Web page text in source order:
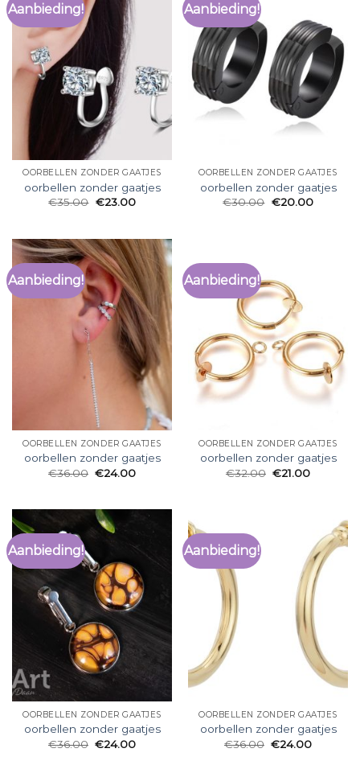
Aanbieding!
OORBELLEN ZONDER GAATJES
oorbellen zonder gaatjes
€35.00 €23.00
Aanbieding!
OORBELLEN ZONDER GAATJES
oorbellen zonder gaatjes
€30.00 €20.00
Aanbieding!
OORBELLEN ZONDER GAATJES
oorbellen zonder gaatjes
€36.00 €24.00
Aanbieding!
OORBELLEN ZONDER GAATJES
oorbellen zonder gaatjes
€32.00 €21.00
Aanbieding!
OORBELLEN ZONDER GAATJES
oorbellen zonder gaatjes
€36.00 €24.00
Aanbieding!
OORBELLEN ZONDER GAATJES
oorbellen zonder gaatjes
€36.00 €24.00